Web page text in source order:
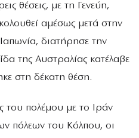
θέσεις, με τη Γενεύη,
αμέσως μετά στην
διατήρησε την
της Αυστραλίας κατέλαβε
στη δέκατη θέση.
του πολέμου με το Ιράν
πόλεων του Κόλπου, οι